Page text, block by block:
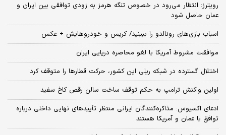
رویترز: انتظار می‌رود در خصوص تنگه هرمز به زودی توافقی بین ایران و
عمان حاصل شود
اسباب‌ بازی‌های رونالدو را ببینید/ کریس و خودروهایش + عکس
موافقت مشروط آمریکا با لغو محاصره دریایی ایران
اختلال گسترده در شبکه ریلی این کشور، حرکت قطارها را متوقف کرد
اولین واکنش ترامپ به حکم توقف ساخت سالن رقص کاخ سفید
ادعای اکسیوس: مذاکره‌کنندگان ایرانی منتظر تأییدهای نهایی داخلی درباره
توافق با عمان و آمریکا هستند